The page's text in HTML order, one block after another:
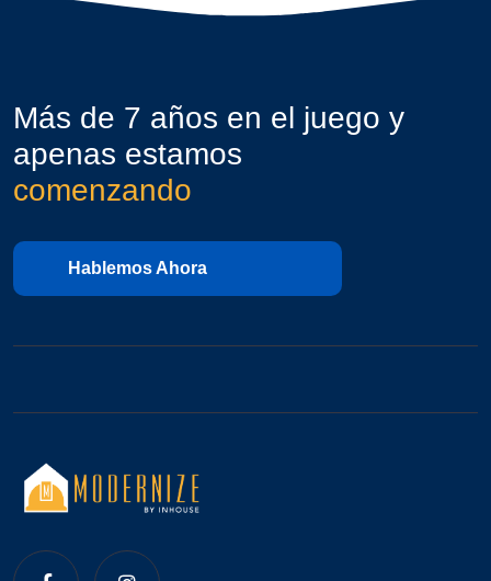
Más de 7 años en el juego y
apenas estamos
comenzando
Hablemos Ahora